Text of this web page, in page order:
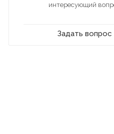
интересующий
Задать вопрос